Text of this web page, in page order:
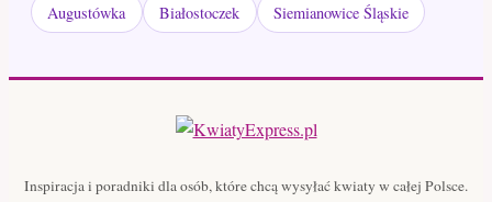
Augustówka
Białostoczek Siemianowice Śląskie
Inspiracja i poradniki dla osób, które chcą wysyłać kwiaty w całej Polsce.